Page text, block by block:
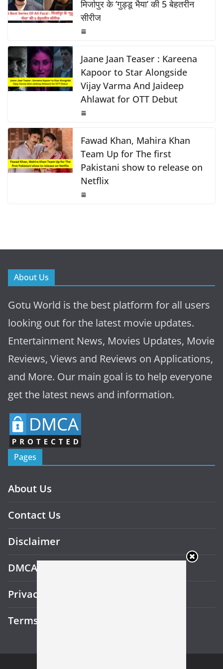
b
o
o
k
A
p
p
Li
n
k
मिर्जापुर के ‘गुड्डू भैया’ की 5 बेहतरीन
सीरीज
Jaane Jaan Teaser : Kareena
Kapoor to Star Alongside
Vijay Varma And Jaideep
Ahlawat for OTT Debut
Fawad Khan, Mahira Khan
Team Up for The first
Pakistani show to release on
Netflix
About Us
Gotu World is the best platform for all users
looking out for the latest movie updates.
Entertainment News, Movies Updates, Movie
Reviews, Views and Reviews on Applications,
and More. Our main goal is to help everyone
get the latest news and information.
Pages
About Us
Contact Us
Disclaimer
DMCA
Privacy Policy
Terms and Conditions